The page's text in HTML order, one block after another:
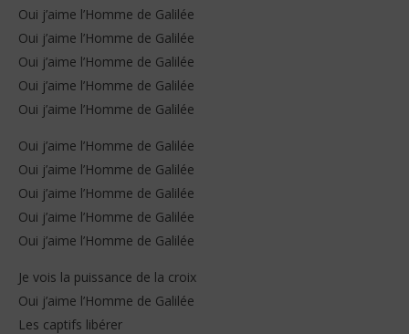
Oui j’aime l’Homme de Galilée
Oui j’aime l’Homme de Galilée
Oui j’aime l’Homme de Galilée
Oui j’aime l’Homme de Galilée
Oui j’aime l’Homme de Galilée
Oui j’aime l’Homme de Galilée
Oui j’aime l’Homme de Galilée
Oui j’aime l’Homme de Galilée
Oui j’aime l’Homme de Galilée
Oui j’aime l’Homme de Galilée
Je vois la puissance de la croix
Oui j’aime l’Homme de Galilée
Les captifs libérer